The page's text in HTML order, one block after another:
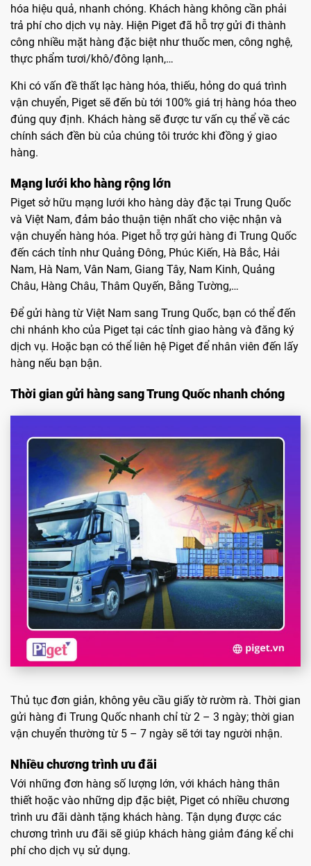
hóa hiệu quả, nhanh chóng. Khách hàng không cần phải
trả phí cho dịch vụ này. Hiện Piget đã hỗ trợ gửi đi thành
công nhiều mặt hàng đặc biệt như thuốc men, công nghệ,
thực phẩm tươi/khô/đông lạnh,…
Khi có vấn đề thất lạc hàng hóa, thiếu, hỏng do quá trình
vận chuyển, Piget sẽ đến bù tới 100% giá trị hàng hóa theo
đúng quy định. Khách hàng sẽ được tư vấn cụ thể về các
chính sách đền bù của chúng tôi trước khi đồng ý giao
hàng.
Mạng lưới kho hàng rộng lớn
Piget sở hữu mạng lưới kho hàng dày đặc tại Trung Quốc
và Việt Nam, đảm bảo thuận tiện nhất cho việc nhận và
vận chuyển hàng hóa. Piget hỗ trợ gửi hàng đi Trung Quốc
đến cách tỉnh như Quảng Đông, Phúc Kiến, Hà Bắc, Hải
Nam, Hà Nam, Vân Nam, Giang Tây, Nam Kinh, Quảng
Châu, Hàng Châu, Thâm Quyến, Bằng Tường,…
Để gửi hàng từ Việt Nam sang Trung Quốc, bạn có thể đến
chi nhánh kho của Piget tại các tỉnh giao hàng và đăng ký
dịch vụ. Hoặc bạn có thể liên hệ Piget để nhân viên đến lấy
hàng nếu bạn bận.
Thời gian gửi hàng sang Trung Quốc nhanh chóng
Thủ tục đơn giản, không yêu cầu giấy tờ rườm rà. Thời gian
gửi hàng đi Trung Quốc nhanh chỉ từ 2 – 3 ngày; thời gian
vận chuyển thường từ 5 – 7 ngày sẽ tới tay người nhận.
Nhiều chương trình ưu đãi
Với những đơn hàng số lượng lớn, với khách hàng thân
thiết hoặc vào những dịp đặc biệt, Piget có nhiều chương
trình ưu đãi dành tặng khách hàng. Tận dụng được các
chương trình ưu đãi sẽ giúp khách hàng giảm đáng kể chi
phí cho dịch vụ sử dụng.